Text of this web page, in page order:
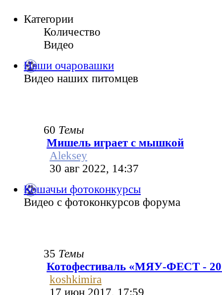
Категории
Количество
Видео
Наши очаровашки
Видео наших питомцев
60 Темы
Мишель играет с мышкой
Aleksey
30 авг 2022, 14:37
Кошачьи фотоконкурсы
Видео с фотоконкурсов форума
35 Темы
Котофестиваль «МЯУ-ФЕСТ -
koshkimira
17 июн 2017, 17:59